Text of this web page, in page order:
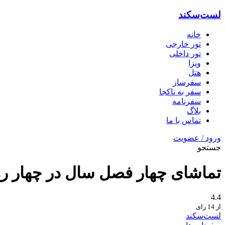
لست‌سکند
خانه
تور خارجی
تور داخلی
ویزا
هتل‌
سفرساز
سفر به ناکجا
سفرنامه
بلاگ
تماس با ما
ورود / عضویت
جستجو
تماشای چهار فصل سال در چهار
4.4
از 14 رای
لست‌سکند